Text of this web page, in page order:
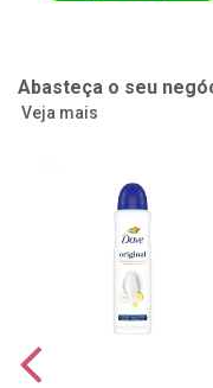
Abasteça o seu
Veja mais